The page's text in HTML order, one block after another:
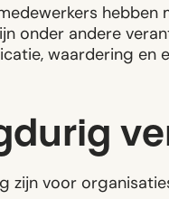
hebben
onder andere
waardering en
zijn voor